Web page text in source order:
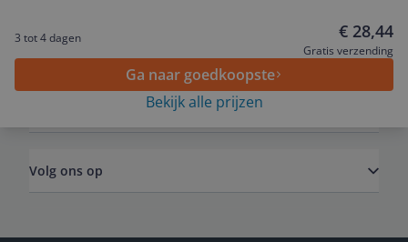
3 tot 4 dagen € 28,44
Gratis verzending
Ga naar goedkoopste
Bekijk alle prijzen
Algemeen
Volg ons op